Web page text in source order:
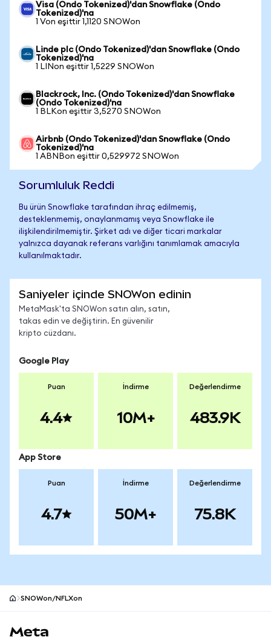
Visa (Ondo Tokenized)'dan Snowflake (Ondo
Tokenized)'na
1 Von eşittir 1,1120 SNOWon
Linde plc (Ondo Tokenized)'dan Snowflake (Ondo
Tokenized)'na
1 LINon eşittir 1,5229 SNOWon
Blackrock, Inc. (Ondo Tokenized)'dan Snowflake
(Ondo Tokenized)'na
1 BLKon eşittir 3,5270 SNOWon
Airbnb (Ondo Tokenized)'dan Snowflake (Ondo
Tokenized)'na
1 ABNBon eşittir 0,529972 SNOWon
Sorumluluk Reddi
Bu ürün Snowflake tarafından ihraç edilmemiş,
desteklenmemiş, onaylanmamış veya Snowflake ile
ilişkilendirilmemiştir. Şirket adı ve diğer ticari markalar
yalnızca dayanak referans varlığını tanımlamak amacıyla
kullanılmaktadır.
Saniyeler içinde SNOWon edinin
MetaMask'ta SNOWon satın alın, satın,
takas edin ve değiştirin. En güvenilir
kripto cüzdanı.
Google Play
Puan
4.4
İndirme
10M+
Değerlendirme
483.9K
App Store
Puan
4.7
İndirme
50M+
Değerlendirme
75.8K
SNOWon/NFLXon